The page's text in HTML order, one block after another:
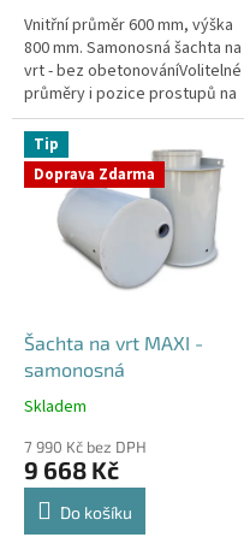
hvězdiček.
Vnitřní průměr 600 mm, výška
800 mm. Samonosná šachta na
vrt - bez obetonováníVolitelné
průměry i pozice prostupů na
pažení vrtu, hadice i elektřinu -
požadované průměry...
Tip
Doprava Zdarma
Šachta na vrt MAXI -
samonosná
Průměrné
produktu
je
4,4
Skladem
7 990 Kč bez DPH
9 668 Kč
Do košíku